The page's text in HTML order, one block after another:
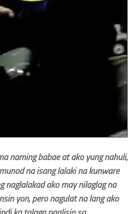
naming babae at ako yung nahuli,
na isang lalaki na kunware
naglalakad ako may nilaglag na
yon, pero nagulat na lang ako